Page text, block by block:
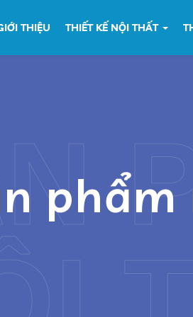
THIỆU THIẾT KẾ NỘI THẤT